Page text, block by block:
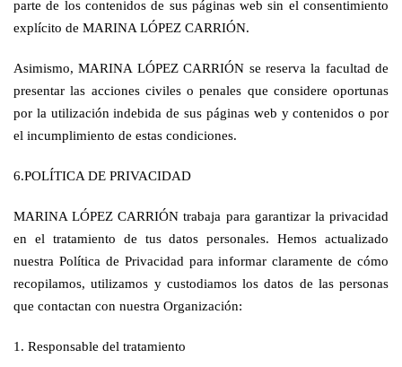
parte de los contenidos de sus páginas web sin el consentimiento
explícito de MARINA LÓPEZ CARRIÓN.
Asimismo, MARINA LÓPEZ CARRIÓN se reserva la facultad de
presentar las acciones civiles o penales que considere oportunas
por la utilización indebida de sus páginas web y contenidos o por
el incumplimiento de estas condiciones.
6.POLÍTICA DE PRIVACIDAD
MARINA LÓPEZ CARRIÓN trabaja para garantizar la privacidad
en el tratamiento de tus datos personales. Hemos actualizado
nuestra Política de Privacidad para informar claramente de cómo
recopilamos, utilizamos y custodiamos los datos de las personas
que contactan con nuestra Organización:
1. Responsable del tratamiento